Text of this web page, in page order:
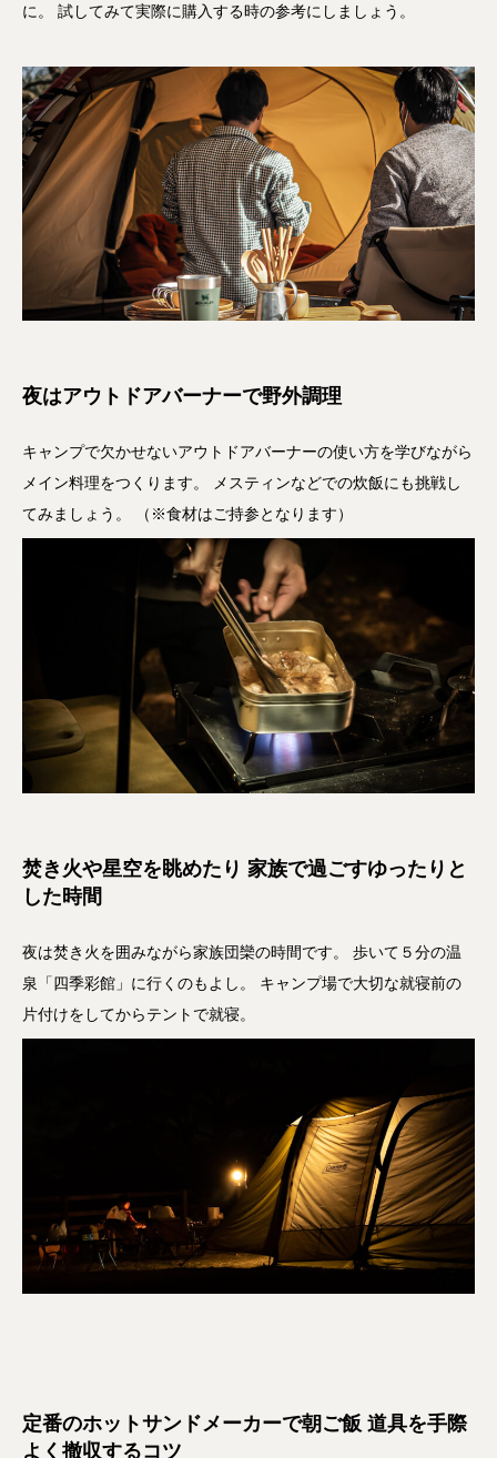
に。 試してみて実際に購入する時の参考にしましょう。
夜はアウトドアバーナーで野外調理
キャンプで欠かせないアウトドアバーナーの使い方を学びながら
メイン料理をつくります。 メスティンなどでの炊飯にも挑戦し
てみましょう。 （※食材はご持参となります）
焚き火や星空を眺めたり 家族で過ごすゆったりと
した時間
夜は焚き火を囲みながら家族団欒の時間です。 歩いて５分の温
泉「四季彩館」に行くのもよし。 キャンプ場で大切な就寝前の
片付けをしてからテントで就寝。
定番のホットサンドメーカーで朝ご飯 道具を手際
よく撤収するコツ